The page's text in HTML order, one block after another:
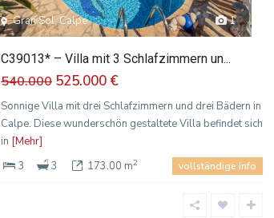
1
Gran Sol, Calpe
C39013* – Villa mit 3 Schlafzimmern un...
540.000 525.000 €
Sonnige Villa mit drei Schlafzimmern und drei Bädern in
Calpe. Diese wunderschön gestaltete Villa befindet sich
in [Mehr]
3
3 173.00 m2 vollständige Info